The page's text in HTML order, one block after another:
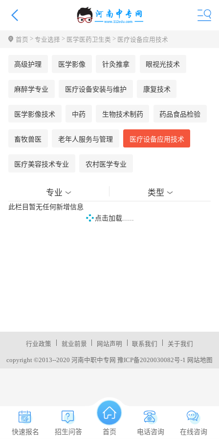
首页 >专业选择 > 医学医药卫生类 > 医疗设备应用技术
高级护理 医学影像 针灸推拿 眼视光技术
麻醉学专业 医疗设备安装与维护 康复技术
医学影像技术 中药 生物技术制药 药品食品检验
畜牧兽医 老年人服务与管理 医疗设备应用技术
医疗美容技术专业 农村医学专业
专业 类型
此栏目暂无任何新增信息
点击加载......
行业政策 | 就业前景 | 网站声明 | 联系我们 | 关于我们
copyright ©2013--2020 河南中职中专网 豫ICP备2020030082号-1 网站地图
快速报名 招生问答 首页 电话咨询 在线咨询